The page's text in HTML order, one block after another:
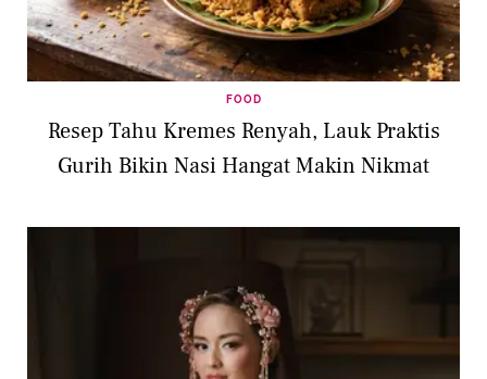
FOOD
Resep Tahu Kremes Renyah, Lauk Praktis
Gurih Bikin Nasi Hangat Makin Nikmat